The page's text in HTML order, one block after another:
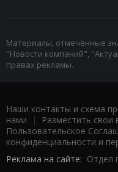
Материалы, отмеченные
"Новости компаний",
правах рекламы.
Наши контакты и схема
нами | Разместить
Пользовательское
конфиденциальности и
Реклама на сайте: Отдел